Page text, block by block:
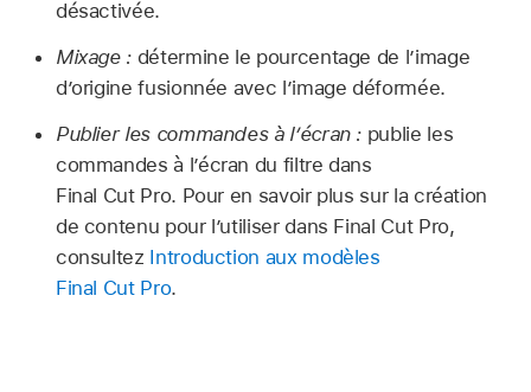
désactivée.
Mixage : détermine le pourcentage de l’image
d’origine fusionnée avec l’image déformée.
Publier les commandes à l’écran : publie les
commandes à l’écran du filtre dans
Final Cut Pro. Pour en savoir plus sur la création
de contenu pour l’utiliser dans Final Cut Pro,
consultez Introduction aux modèles
Final Cut Pro.